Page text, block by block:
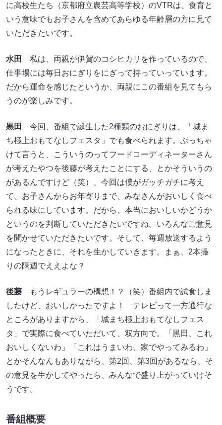
に高校生たち（京都府立農芸高等学校）のVTRは、食育と
いう意味でもお子さんを含めてあらゆる年齢層の方に見て
いただきたいです。
水田
私は、両親が伊賀のコシヒカリを作っているので、
仕事場には毎日おにぎりをにぎって持っていっています。
だから運命を感じたというか、両親にこの番組を見てもら
うのが楽しみです。
黒田
今回、番組で誕生した2種類のおにぎりは、「城ま
ち極上おもてなしフェスタ」でも食べられます。ぶっちゃ
けて言うと、こういうのってフードコーディネーターさん
が考えたやつを後藤が考えたことにする、とかそういうの
があるんですけど（笑）、今回は僕がガッチガチに考え
て、お子さんからお年寄りまで、みなさんがおいしく食べ
られる味にしています。だから、本当においしいかどうか
というのを判断していただきたいですね。いろんなご意見
を聞かせていただきたいです。そして、毎週放送するよう
になったときに、それを生かしていきます。まぁ、2本撮
りの隔週でええよな？
後藤 もうレギュラーの構想！？（笑）番組内で試食しま
したけど、おいしかったですよ！ テレビって一方通行な
ところがありますから、「城まち極上おもてなしフェス
タ」で実際に食べていただいて、双方向で。「黒田、これ
おいしくないわ」「これはうまいわ、家でやってみるわ」
とかそんなんもありながら、第2回、第3回があるなら、そ
の意見を生かしてやったら、みんなで盛り上がっていけそ
うです。
番組概要